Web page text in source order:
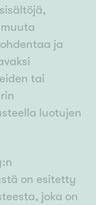
ja
tai
luotujen
on esitetty
joka on